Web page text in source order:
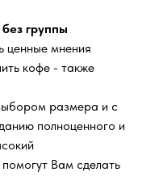
группы
ценные мнения
кофе - также
размера и с
полноценного и
Вам сделать